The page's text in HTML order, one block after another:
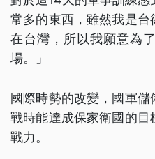
常多的東西，雖然我是
在台灣，所以我願意為
場。」
國際時勢的改變，國軍
戰時能達成保家衛國的
戰力。